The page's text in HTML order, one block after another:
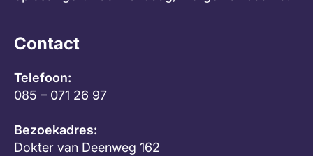
Contact
Telefoon:
085 – 071 26 97
Bezoekadres:
Dokter van Deenweg 162